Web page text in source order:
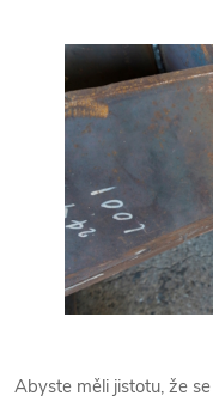
Abyste měli jistotu, že